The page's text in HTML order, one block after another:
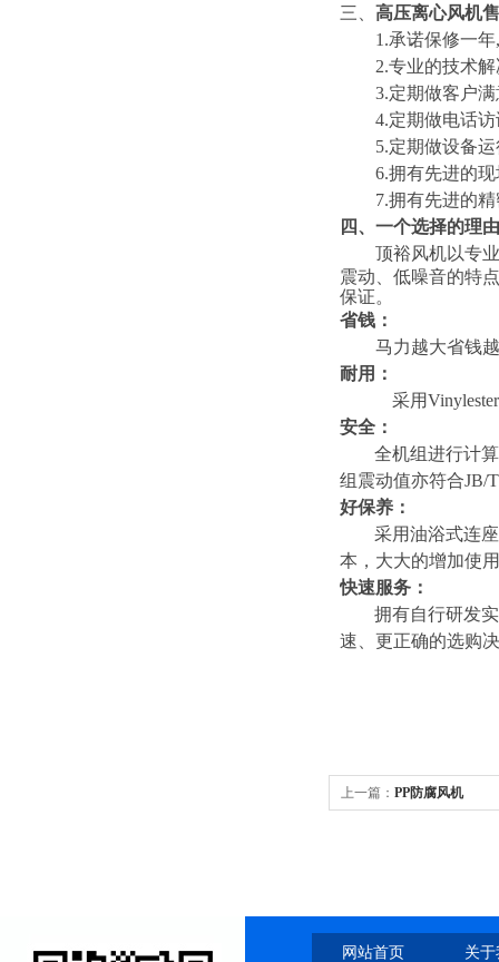
三、 高压离心风机
1.承诺保修一年,
2.专业的技术
3.定期做客户
4.定期做电话
5.定期做设备
6.拥有先进的
7.拥有先进的
四、一个选择的理由
顶裕风机以专
震动、低噪音的特
保证。
省钱：
马力越大省钱
耐用：
采用Vinylester
安全：
全机组进行计
组震动值亦符合JB/
好保养：
采用油浴式连
本，大大的增加使
快速服务：
拥有自行研发
速、更正确的选购
上一篇： PP防腐风机
网站首页 关